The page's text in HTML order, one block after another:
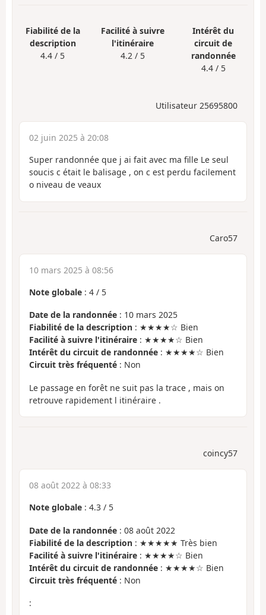
Fiabilité de la
description
4.4 / 5
Facilité à suivre
l'itinéraire
4.2 / 5
Intérêt du
circuit de
randonnée
4.4 / 5
Utilisateur 25695800
02 juin 2025 à 20:08
Super randonnée que j ai fait avec ma fille Le seul
soucis c était le balisage , on c est perdu facilement
o niveau de veaux
Caro57
10 mars 2025 à 08:56
Note globale : 4 / 5
Date de la randonnée : 10 mars 2025
Fiabilité de la description : ★★★★☆ Bien
Facilité à suivre l'itinéraire : ★★★★☆ Bien
Intérêt du circuit de randonnée : ★★★★☆ Bien
Circuit très fréquenté : Non
Le passage en forêt ne suit pas la trace , mais on
retrouve rapidement l itinéraire .
coincy57
08 août 2022 à 08:33
Note globale : 4.3 / 5
Date de la randonnée : 08 août 2022
Fiabilité de la description : ★★★★★ Très bien
Facilité à suivre l'itinéraire : ★★★★☆ Bien
Intérêt du circuit de randonnée : ★★★★☆ Bien
Circuit très fréquenté : Non
: